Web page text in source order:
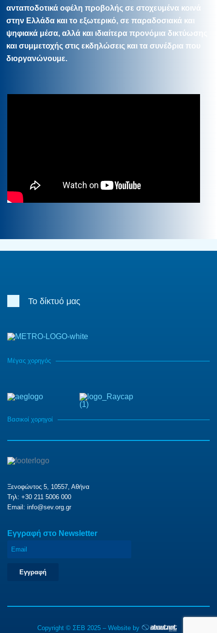
ανταποδοτικά οφέλη προβολής σε στοχευμένα κοινά
στην Ελλάδα και το εξωτερικό, σε παραδοσιακά και
ψηφιακά μέσα, αλλά και ιδιαίτερα προνόμια δικτύωσης
και συμμετοχής στις εκδηλώσεις και τα συνέδρια που
διοργανώνουμε.
Το δίκτυό μας
Μέγας χορηγός
Βασικοί χορηγοί
Ξενοφώντος 5, 10557, Αθήνα
Τηλ: +30 211 5006 000
Email: info@sev.org.gr
Eγγραφή στο Newsletter
Εγγραφή
Copyright © ΣΕΒ 2025 – Website by